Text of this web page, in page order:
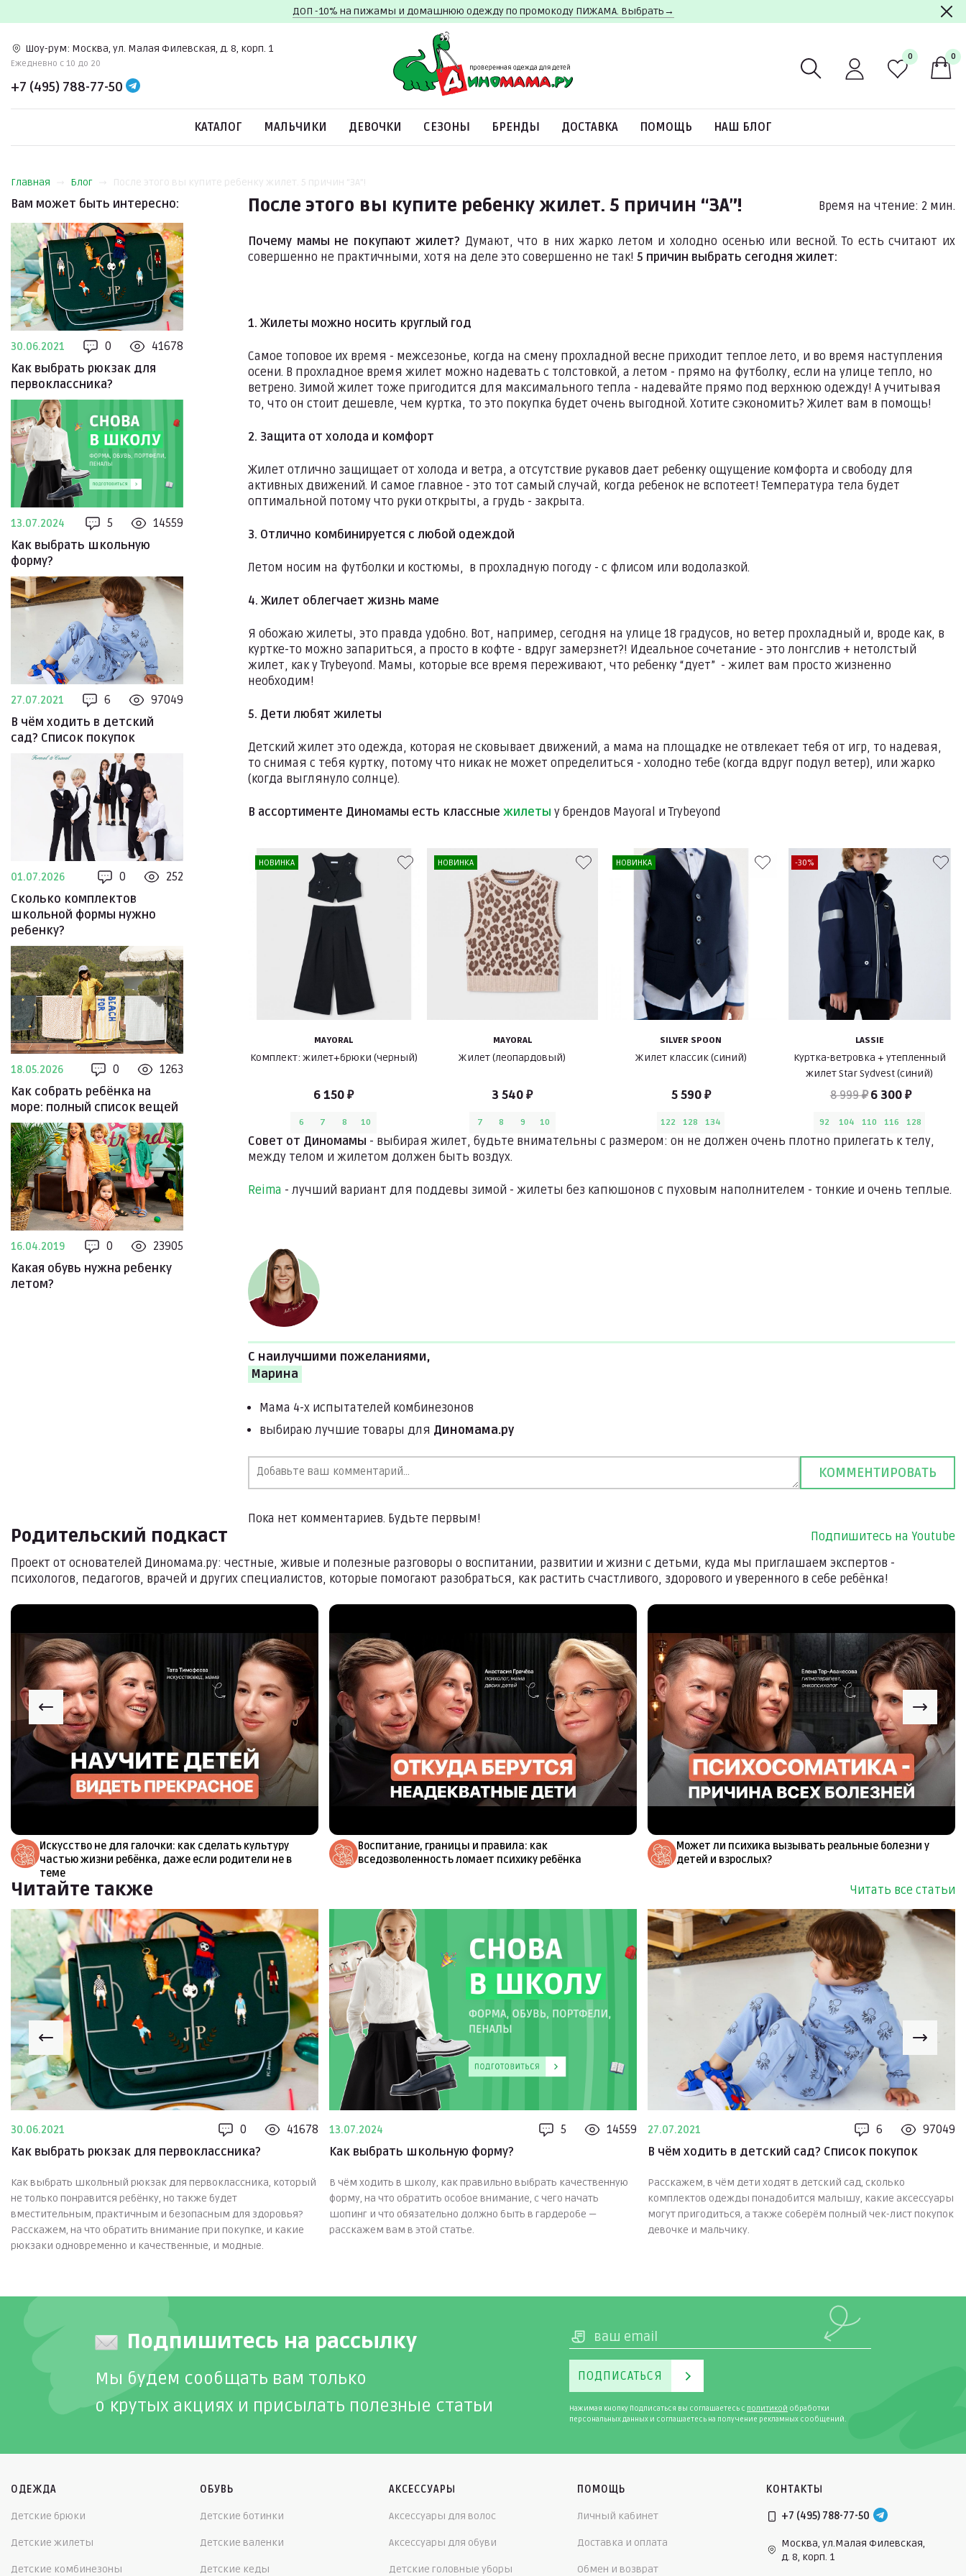
ДОП -10% на пижамы и домашнюю одежду по промокоду ПИЖАМА. Выбрать→
Шоу-рум: Москва, ул. Малая Филевская, д. 8, корп. 1
Ежедневно c 10 до 20
+7 (495) 788-77-50
0 0
КАТАЛОГ МАЛЬЧИКИ ДЕВОЧКИ СЕЗОНЫ БРЕНДЫ ДОСТАВКА ПОМОЩЬ НАШ БЛОГ
Главная Блог После этого вы купите ребенку жилет. 5 причин “ЗА”!
Вам может быть интересно:
30.06.2021 0
41678
Как выбрать рюкзак для
первоклассника?
13.07.2024 5
14559
Как выбрать школьную
форму?
27.07.2021 6
97049
В чём ходить в детский
сад? Список покупок
01.07.2026 0
252
Сколько комплектов
школьной формы нужно
ребенку?
18.05.2026 0
1263
Как собрать ребёнка на
море: полный список вещей
16.04.2019 0
23905
Какая обувь нужна ребенку
летом?
После этого вы купите ребенку жилет. 5 причин “ЗА”! Время на чтение: 2 мин.
Почему мамы не покупают жилет? Думают, что в них жарко летом и холодно осенью или весной. То есть считают их
совершенно не практичными, хотя на деле это совершенно не так! 5 причин выбрать сегодня жилет:
1. Жилеты можно носить круглый год
Самое топовое их время - межсезонье, когда на смену прохладной весне приходит теплое лето, и во время наступления
осени. В прохладное время жилет можно надевать с толстовкой, а летом - прямо на футболку, если на улице тепло, но
ветрено. Зимой жилет тоже пригодится для максимального тепла - надевайте прямо под верхнюю одежду! А учитывая
то, что он стоит дешевле, чем куртка, то это покупка будет очень выгодной. Хотите сэкономить? Жилет вам в помощь!
2. Защита от холода и комфорт
Жилет отлично защищает от холода и ветра, а отсутствие рукавов дает ребенку ощущение комфорта и свободу для
активных движений. И самое главное - это тот самый случай, когда ребенок не вспотеет! Температура тела будет
оптимальной потому что руки открыты, а грудь - закрыта.
3. Отлично комбинируется с любой одеждой
Летом носим на футболки и костюмы, в прохладную погоду - с флисом или водолазкой.
4. Жилет облегчает жизнь маме
Я обожаю жилеты, это правда удобно. Вот, например, сегодня на улице 18 градусов, но ветер прохладный и, вроде как, в
куртке-то можно запариться, а просто в кофте - вдруг замерзнет?! Идеальное сочетание - это лонгслив + нетолстый
жилет, как у Trybeyond. Мамы, которые все время переживают, что ребенку “дует” - жилет вам просто жизненно
необходим!
5. Дети любят жилеты
Детский жилет это одежда, которая не сковывает движений, а мама на площадке не отвлекает тебя от игр, то надевая,
то снимая с тебя куртку, потому что никак не может определиться - холодно тебе (когда вдруг подул ветер), или жарко
(когда выглянуло солнце).
В ассортименте Диномамы есть классные жилеты у брендов Mayoral и Trybeyond
НОВИНКА
MAYORAL
Комплект: жилет+брюки (черный)
6 150 ₽
6 7 8 10
НОВИНКА
MAYORAL
Жилет (леопардовый)
3 540 ₽
7 8 9 10
НОВИНКА
SILVER SPOON
Жилет классик (синий)
5 590 ₽
122 128 134
-30%
LASSIE
Куртка-ветровка + утепленный
жилет Star Sydvest (синий)
8 999 ₽ 6 300 ₽
92 104 110 116 128
Совет от Диномамы - выбирая жилет, будьте внимательны с размером: он не должен очень плотно прилегать к телу,
между телом и жилетом должен быть воздух.
Reima - лучший вариант для поддевы зимой - жилеты без капюшонов с пуховым наполнителем - тонкие и очень теплые.
С наилучшими пожеланиями,
Марина
Мама 4-х испытателей комбинезонов
выбираю лучшие товары для Диномама.ру
Пока нет комментариев. Будьте первым!
Родительский подкаст
Подпишитесь на Youtube
Проект от основателей Диномама.ру: честные, живые и полезные разговоры о воспитании, развитии и жизни с детьми, куда мы приглашаем экспертов -
психологов, педагогов, врачей и других специалистов, которые помогают разобраться, как растить счастливого, здорового и уверенного в себе ребёнка!
Искусство не для галочки: как сделать культуру
частью жизни ребёнка, даже если родители не в
теме
Воспитание, границы и правила: как
вседозволенность ломает психику ребёнка
Может ли психика вызывать реальные болезни у
детей и взрослых?
Читайте также Читать все статьи
30.06.2021 0
41678
Как выбрать рюкзак для первоклассника?
Как выбрать школьный рюкзак для первоклассника, который
не только понравится ребёнку, но также будет
вместительным, практичным и безопасным для здоровья?
Расскажем, на что обратить внимание при покупке, и какие
рюкзаки одновременно и качественные, и модные.
13.07.2024 5
14559
Как выбрать школьную форму?
В чём ходить в школу, как правильно выбрать качественную
форму, на что обратить особое внимание, с чего начать
шопинг и что обязательно должно быть в гардеробе —
расскажем вам в этой статье.
27.07.2021 6
97049
В чём ходить в детский сад? Список покупок
Расскажем, в чём дети ходят в детский сад, сколько
комплектов одежды понадобится малышу, какие аксессуары
могут пригодиться, а также соберём полный чек-лист покупок
девочке и мальчику.
Подпишитесь на рассылку
Мы будем сообщать вам только
о крутых акциях и присылать полезные статьи
ПОДПИСАТЬСЯ
Нажимая кнопку Подписаться вы соглашаетесь с политикой обработки
персональных данных и соглашаетесь на получение рекламных сообщений.
ОДЕЖДА
Детские брюки
Детские жилеты
Детские комбинезоны
ОБУВЬ
Детские ботинки
Детские валенки
Детские кеды
АКСЕССУАРЫ
Аксессуары для волос
Аксессуары для обуви
Детские головные уборы
ПОМОЩЬ
Личный кабинет
Доставка и оплата
Обмен и возврат
КОНТАКТЫ
+7 (495) 788-77-50
Москва, ул.Малая Филевская,
д. 8, корп. 1